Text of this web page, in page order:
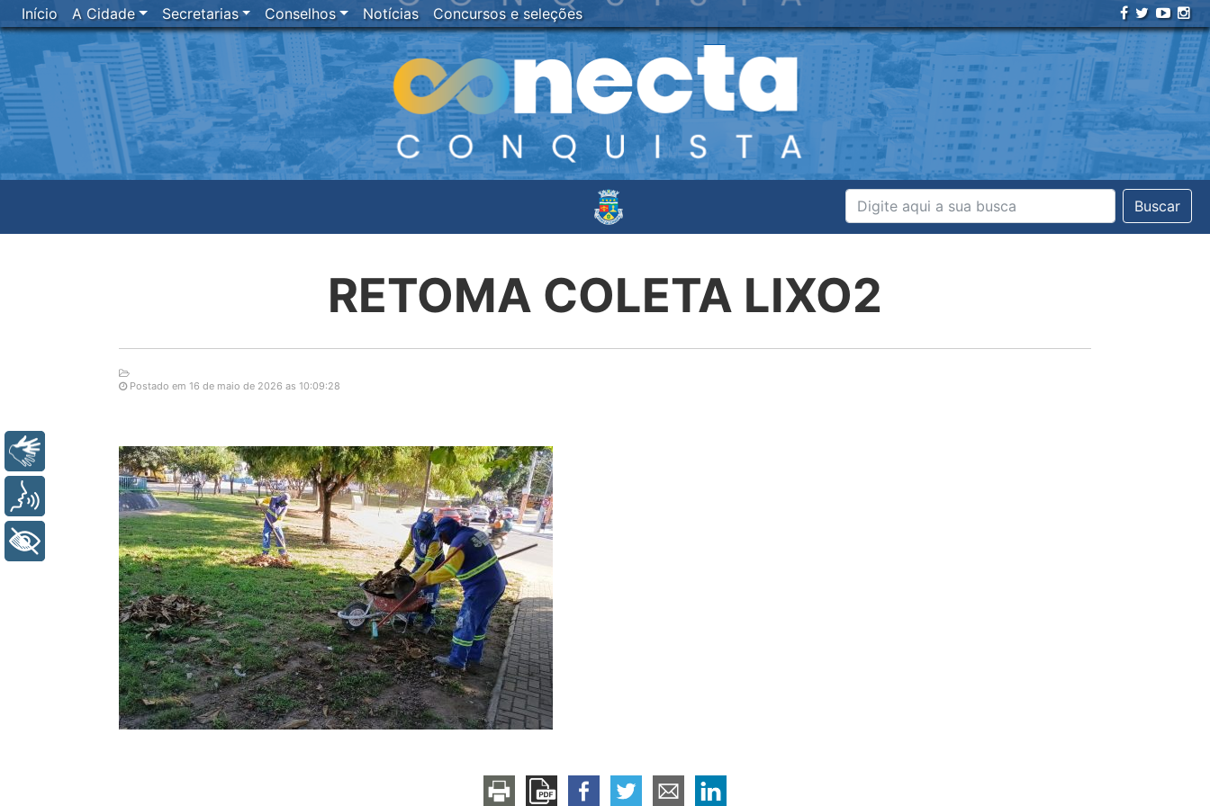
Início A Cidade Secretarias Conselhos Notícias Concursos e seleções
Buscar
RETOMA COLETA LIXO2
Postado em 16 de maio de 2026 as 10:09:28
+ Acessibilidade